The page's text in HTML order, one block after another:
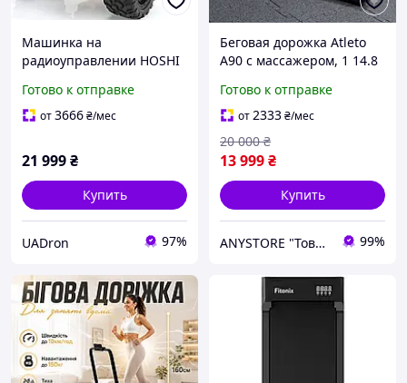
Машинка на
радиоуправлении HOSHI
1:8 до 100+ км/ч |
Бесколлекторный
2500KV | RC внедорожник
Готово к отправке
от3666₴/мес
21 999₴
Купить
UADron 97%
Беговая дорожка Atleto
A90 с массажером, 1 14.8
складная , до 110 кг
домашний спортзал у вас
дома
Готово к отправке
от2333₴/мес
13 999₴
20 000 ₴
Купить
ANYSTORE "Товары для дома и активного отдыха" 99%